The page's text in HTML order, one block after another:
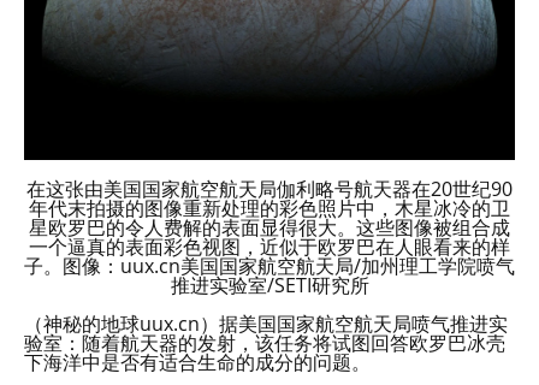
在这张由美国国家航空航天局伽利略号航天器在20世纪90
年代末拍摄的图像重新处理的彩色照片中，木星冰冷的卫
星欧罗巴的令人费解的表面显得很大。这些图像被组合成
一个逼真的表面彩色视图，近似于欧罗巴在人眼看来的样
子。图像：uux.cn美国国家航空航天局/加州理工学院喷气
推进实验室/SETI研究所
（神秘的地球uux.cn）据美国国家航空航天局喷气推进实
验室：随着航天器的发射，该任务将试图回答欧罗巴冰壳
下海洋中是否有适合生命的成分的问题。